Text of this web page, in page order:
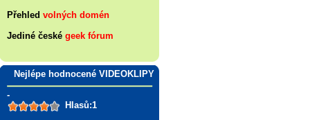
Přehled volných domén
Jediné české geek fórum
Nejlépe hodnocené VIDEOKLIPY
-
Hlasů:1